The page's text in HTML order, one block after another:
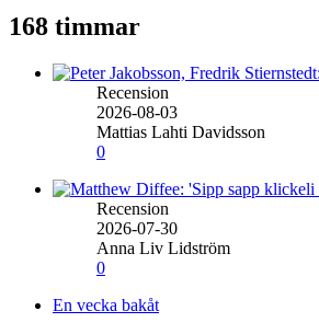
168 timmar
Recension
2026-08-03
Mattias Lahti Davidsson
0
Recension
2026-07-30
Anna Liv Lidström
0
En vecka bakåt